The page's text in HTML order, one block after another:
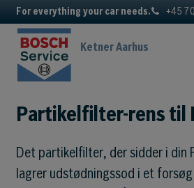
For everything your car needs. +45
Ketner Aarhus
Partikelfilter-rens til
Det partikelfilter, der sidder i din
lagrer udstødningssod i et